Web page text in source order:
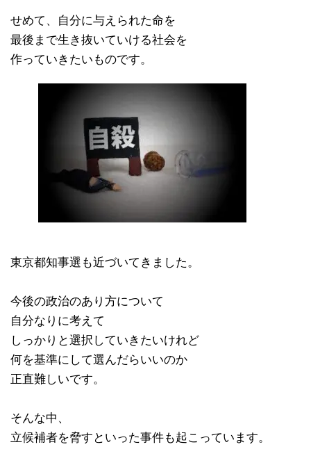
せめて、自分に与えられた命を
最後まで生き抜いていける社会を
作っていきたいものです。
東京都知事選も近づいてきました。
今後の政治のあり方について
自分なりに考えて
しっかりと選択していきたいけれど
何を基準にして選んだらいいのか
正直難しいです。
そんな中、
立候補者を脅すといった事件も起こっています。